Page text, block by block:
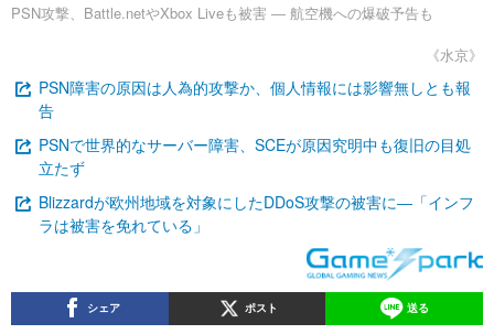
PSN攻撃、Battle.netやXbox Liveも被害 ― 航空機への爆破予告も
《水京》
PSN障害の原因は人為的攻撃か、個人情報には影響無しとも報
告
PSNで世界的なサーバー障害、SCEが原因究明中も復旧の目処
立たず
Blizzardが欧州地域を対象にしたDDoS攻撃の被害に―「インフ
ラは被害を免れている」
シェア ポスト 送る